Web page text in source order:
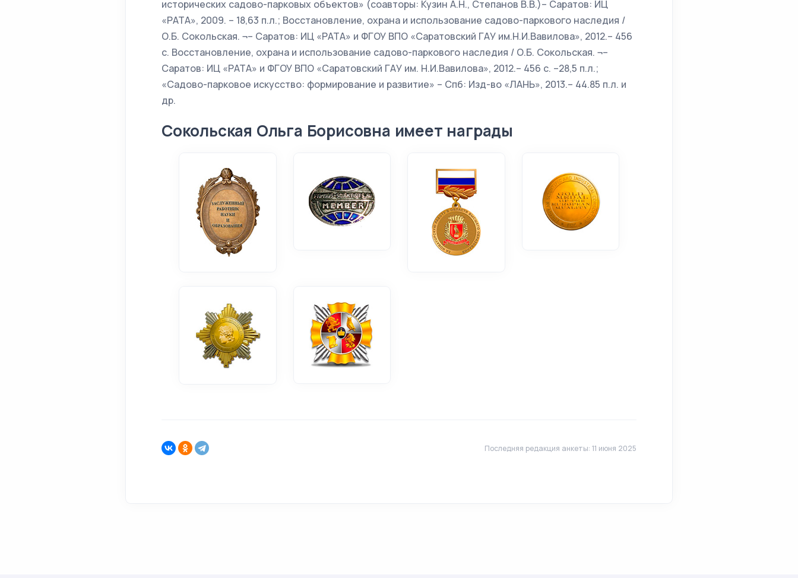
исторических садово-парковых объектов» (соавторы: Кузин А.Н., Степанов В.В.)– Саратов: ИЦ
«РАТА», 2009. – 18,63 п.л.; Восстановление, охрана и использование садово-паркового наследия /
О.Б. Сокольская. ¬– Саратов: ИЦ «РАТА» и ФГОУ ВПО «Саратовский ГАУ им.Н.И.Вавилова», 2012.– 456
с. Восстановление, охрана и использование садово-паркового наследия / О.Б. Сокольская. ¬–
Саратов: ИЦ «РАТА» и ФГОУ ВПО «Саратовский ГАУ им. Н.И.Вавилова», 2012.– 456 с. –28,5 п.л.;
«Садово-парковое искусство: формирование и развитие» – Спб: Изд-во «ЛАНЬ», 2013.– 44.85 п.л. и
др.
Сокольская Ольга Борисовна имеет награды
Последняя редакция анкеты: 11 июня 2025